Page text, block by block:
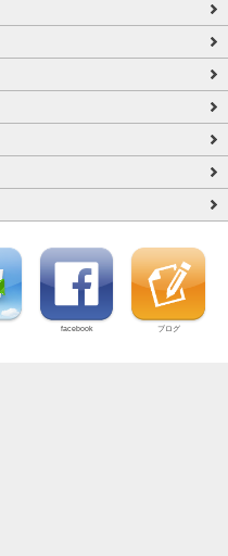
facebook ブログ